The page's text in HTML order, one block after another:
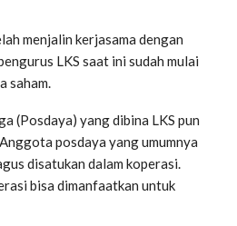
menjalin kerjasama dengan
LKS saat ini sudah mulai
saham.
(Posdaya) yang dibina LKS pun
posdaya yang umumnya
disatukan dalam koperasi.
bisa dimanfaatkan untuk